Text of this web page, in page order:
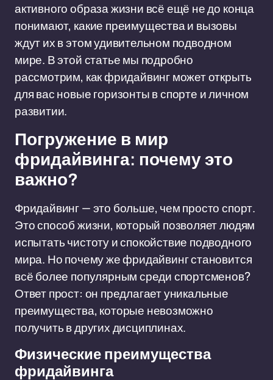
активного образа жизни всё ещё не до конца
понимают, какие преимущества и вызовы
ждут их в этом удивительном подводном
мире. В этой статье мы подробно
рассмотрим, как фридайвинг может открыть
для вас новые горизонты в спорте и личном
развитии.
Погружение в мир
фридайвинга: почему это
важно?
Фридайвинг — это больше, чем просто спорт.
Это способ жизни, который позволяет людям
испытать чистоту и спокойствие подводного
мира. Но почему же фридайвинг становится
всё более популярным среди спортсменов?
Ответ прост: он предлагает уникальные
преимущества, которые невозможно
получить в других дисциплинах.
Физические преимущества
фридайвинга